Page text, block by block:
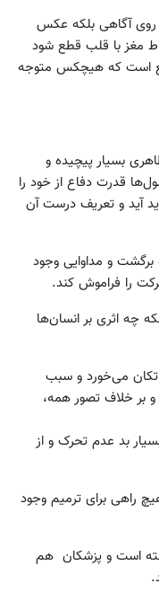
روی آگاهی بلکه عکس
مغز با قلب قطع شود
طول می‌کشد و آنقدر سریع است که هیچکس متوجه
بسیار پیچیده و
قدرت دفاع از خود را
آید و تعریف درست آن
برگشت و مداوایی وجود
را فراموش کند.
چه اثری بر انسان‌ها
می‌خورد و سبب
خلاف تصور همه،
بد عدم تحرک و از
راهی برای ترمیم وجود
است و پزشکان هم